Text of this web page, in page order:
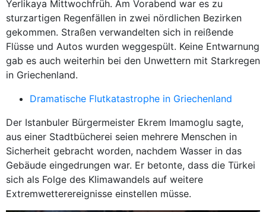
Yerlikaya Mittwochfrüh. Am Vorabend war es zu
sturzartigen Regenfällen in zwei nördlichen Bezirken
gekommen. Straßen verwandelten sich in reißende
Flüsse und Autos wurden weggespült. Keine Entwarnung
gab es auch weiterhin bei den Unwettern mit Starkregen
in Griechenland.
Dramatische Flutkatastrophe in Griechenland
Der Istanbuler Bürgermeister Ekrem Imamoglu sagte,
aus einer Stadtbücherei seien mehrere Menschen in
Sicherheit gebracht worden, nachdem Wasser in das
Gebäude eingedrungen war. Er betonte, dass die Türkei
sich als Folge des Klimawandels auf weitere
Extremwetterereignisse einstellen müsse.